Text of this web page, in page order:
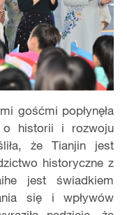
gośćmi popłynęła
o historii i rozwoju
że Tianjin jest
historyczne z
jest świadkiem
się i wpływów